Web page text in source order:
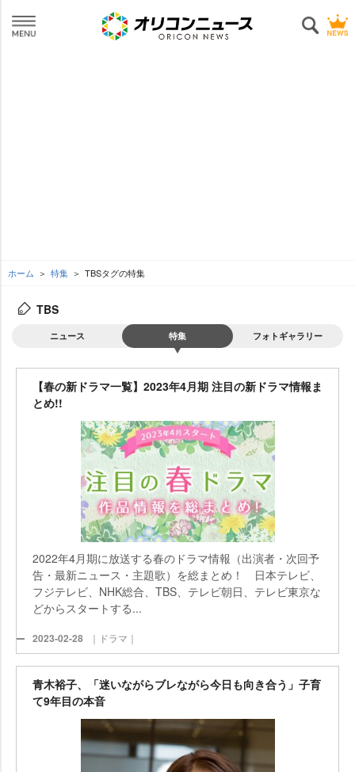
ホーム 特集 TBSタグの特集
TBS
ニュース 特集 フォトギャラリー
【春の新ドラマ一覧】2023年4月期 注目の新ドラマ情報ま
とめ!!
2022年4月期に放送する春のドラマ情報（出演者・次回予
告・最新ニュース・主題歌）を総まとめ！ 日本テレビ、
フジテレビ、NHK総合、TBS、テレビ朝日、テレビ東京な
どからスタートする...
2023-02-28 ｜ドラマ｜
青木裕子、「迷いながらブレながら今日も向き合う」子育
て9年目の本音